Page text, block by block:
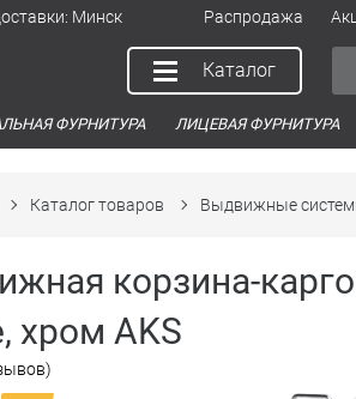
Минск Распродажа
Каталог
ФУРНИТУРА ЛИЦЕВАЯ ФУРНИТУРА
Каталог товаров Выдвижные
корзина-
хром AKS